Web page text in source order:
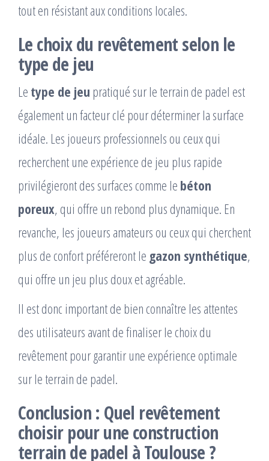
tout en résistant aux conditions locales.
Le choix du revêtement selon le
type de jeu
Le type de jeu pratiqué sur le terrain de padel est
également un facteur clé pour déterminer la surface
idéale. Les joueurs professionnels ou ceux qui
recherchent une expérience de jeu plus rapide
privilégieront des surfaces comme le béton
poreux, qui offre un rebond plus dynamique. En
revanche, les joueurs amateurs ou ceux qui cherchent
plus de confort préféreront le gazon synthétique,
qui offre un jeu plus doux et agréable.
Il est donc important de bien connaître les attentes
des utilisateurs avant de finaliser le choix du
revêtement pour garantir une expérience optimale
sur le terrain de padel.
Conclusion : Quel revêtement
choisir pour une construction
terrain de padel à Toulouse ?